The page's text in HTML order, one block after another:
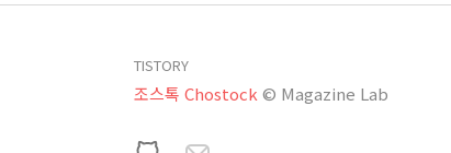
TISTORY
조스톡 Chostock © Magazine Lab